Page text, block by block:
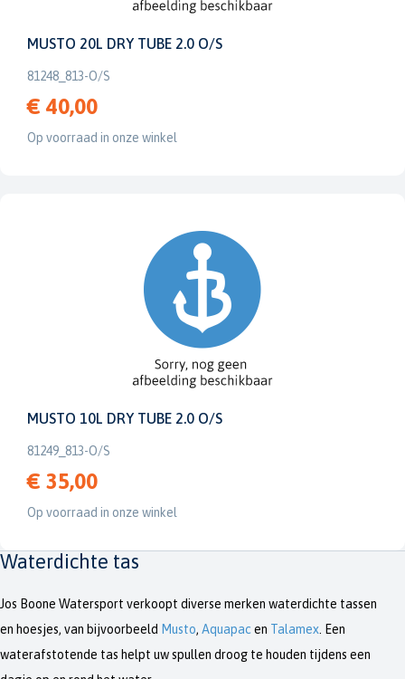
MUSTO 20L DRY TUBE 2.0 O/S
81248_813-O/S
€ 40,00
Op voorraad in onze winkel
MUSTO 10L DRY TUBE 2.0 O/S
81249_813-O/S
€ 35,00
Op voorraad in onze winkel
Waterdichte tas
Jos Boone Watersport verkoopt diverse merken waterdichte tassen
en hoesjes, van bijvoorbeeld Musto, Aquapacen Talamex . Een
waterafstotende tas helpt uw spullen droog te houden tijdens een